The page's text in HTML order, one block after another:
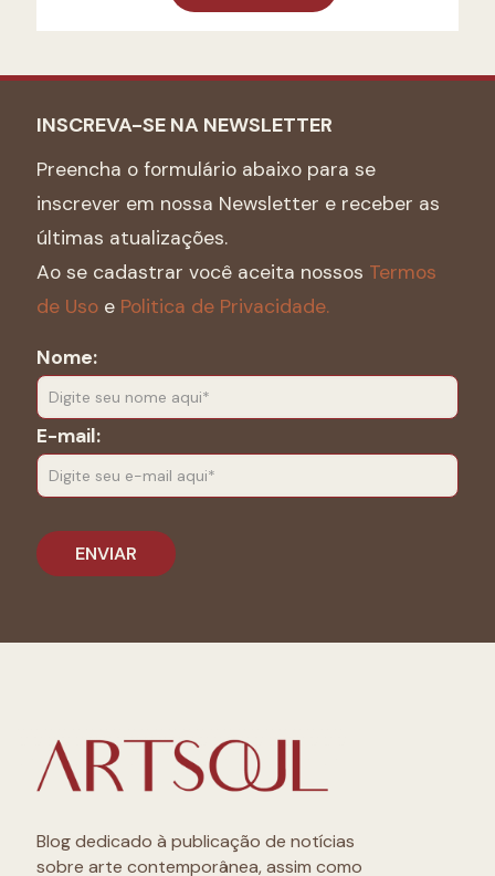
INSCREVA-SE NA NEWSLETTER
Preencha o formulário abaixo para se
inscrever em nossa Newsletter e receber as
últimas atualizações.
Ao se cadastrar você aceita nossos Termos
de Uso e Politica de Privacidade.
Nome:
E-mail:
Blog dedicado à publicação de notícias
sobre arte contemporânea, assim como